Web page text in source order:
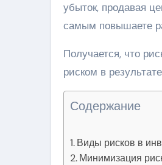
убыток, продавая
самым повышаете
Получается, что
риском в
Содержание
Виды рисков в
Минимизация